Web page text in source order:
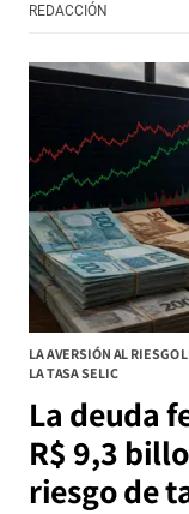
REDACCIÓN
LA AVERSIÓN AL RIESGO
LA TASA SELIC
La deuda
R$ 9,3
riesgo de